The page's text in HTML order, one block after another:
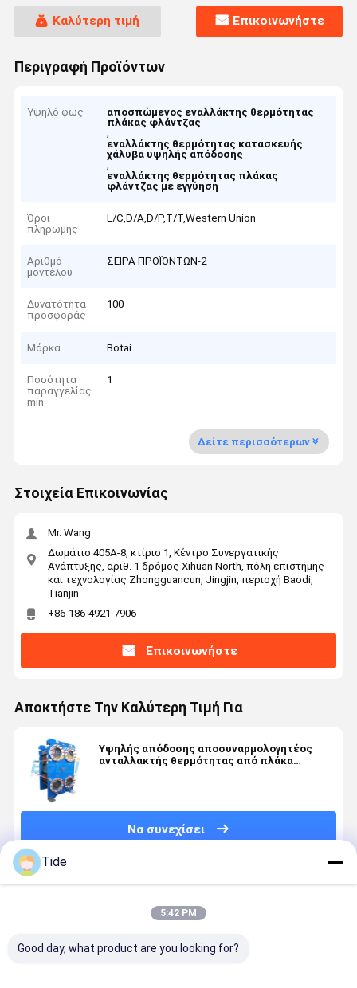
Καλύτερη τιμή Επικοινωνήστε
Περιγραφή Προϊόντων
Υψηλό φως
αποσπώμενος εναλλάκτης θερμότητας
πλάκας φλάντζας
,
εναλλάκτης θερμότητας κατασκευής
χάλυβα υψηλής απόδοσης
,
εναλλάκτης θερμότητας πλάκας
φλάντζας με εγγύηση
Όροι
πληρωμής
L/C,D/A,D/P,T/T,Western Union
Αριθμό
μοντέλου
ΣΕΙΡΑ ΠΡΟΪΟΝΤΩΝ-2
Δυνατότητα
προσφοράς
100
Μάρκα Botai
Ποσότητα
παραγγελίας
min
1
Δείτε περισσότερων
Στοιχεία Επικοινωνίας
Mr. Wang
Δωμάτιο 405A-8, κτίριο 1, Κέντρο Συνεργατικής
Ανάπτυξης, αριθ. 1 δρόμος Xihuan North, πόλη επιστήμης
και τεχνολογίας Zhongguancun, Jingjin, περιοχή Baodi,
Tianjin
+86-186-4921-7906
Επικοινωνήστε
Αποκτήστε Την Καλύτερη Τιμή Για
Υψηλής απόδοσης αποσυναρμολογητέος
ανταλλακτής θερμότητας από πλάκα
Να συνεχίσει
Συνιστώμενα Προϊόντα
Tide
5:42 PM
Good day, what product are you looking for?